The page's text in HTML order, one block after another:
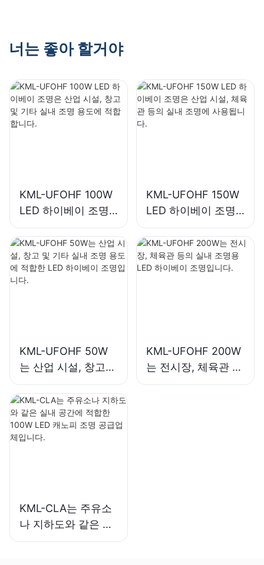
너는 좋아 할거야
KML-UFOHF 100W
LED 하이베이 조명
은 산업 시설, 창고
및 기타 실내 조명 용
도에 적합합니다.
KML-UFOHF 150W
LED 하이베이 조명
은 산업 시설, 체육관
등의 실내 조명에 사
용됩니다.
KML-UFOHF 50W
는 산업 시설, 창고
및 기타 실내 조명 용
도에 적합한 LED 하
이베이 조명입니다.
KML-UFOHF 200W
는 전시장, 체육관 등
의 실내 조명용 LED
KML-CLA는 주유소
나 지하도와 같은 실
내 공간에 적합한